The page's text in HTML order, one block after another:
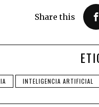
Share this
IA INTELIGENCIA ARTIFICIAL